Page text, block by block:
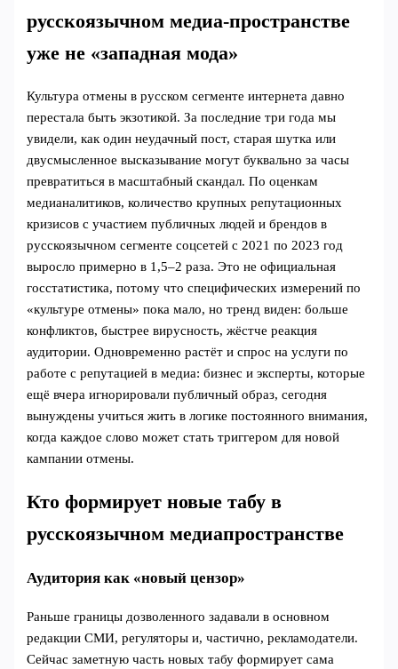
русскоязычном медиа-пространстве
уже не «западная мода»
Культура отмены в русском сегменте интернета давно
перестала быть экзотикой. За последние три года мы
увидели, как один неудачный пост, старая шутка или
двусмысленное высказывание могут буквально за часы
превратиться в масштабный скандал. По оценкам
медианалитиков, количество крупных репутационных
кризисов с участием публичных людей и брендов в
русскоязычном сегменте соцсетей с 2021 по 2023 год
выросло примерно в 1,5–2 раза. Это не официальная
госстатистика, потому что специфических измерений по
«культуре отмены» пока мало, но тренд виден: больше
конфликтов, быстрее вирусность, жёстче реакция
аудитории. Одновременно растёт и спрос на услуги по
работе с репутацией в медиа: бизнес и эксперты, которые
ещё вчера игнорировали публичный образ, сегодня
вынуждены учиться жить в логике постоянного внимания,
когда каждое слово может стать триггером для новой
кампании отмены.
Кто формирует новые табу в
русскоязычном медиапространстве
Аудитория как «новый цензор»
Раньше границы дозволенного задавали в основном
редакции СМИ, регуляторы и, частично, рекламодатели.
Сейчас заметную часть новых табу формирует сама